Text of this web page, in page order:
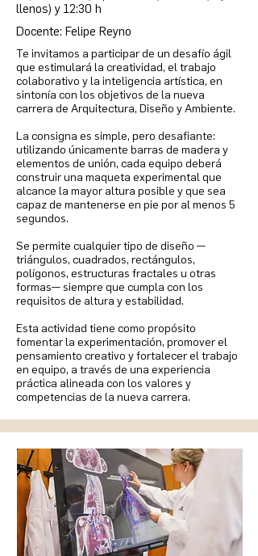
llenos) y 12:30 h
Docente: Felipe Reyno
Te invitamos a participar de un desafío ágil
que estimulará la creatividad, el trabajo
colaborativo y la inteligencia artística, en
sintonía con los objetivos de la nueva
carrera de Arquitectura, Diseño y Ambiente.
La consigna es simple, pero desafiante:
utilizando únicamente barras de madera y
elementos de unión, cada equipo deberá
construir una maqueta experimental que
alcance la mayor altura posible y que sea
capaz de mantenerse en pie por al menos 5
segundos.
Se permite cualquier tipo de diseño —
triángulos, cuadrados, rectángulos,
polígonos, estructuras fractales u otras
formas— siempre que cumpla con los
requisitos de altura y estabilidad.
Esta actividad tiene como propósito
fomentar la experimentación, promover el
pensamiento creativo y fortalecer el trabajo
en equipo, a través de una experiencia
práctica alineada con los valores y
competencias de la nueva carrera.